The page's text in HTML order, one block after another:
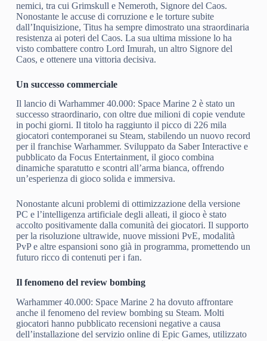
nemici, tra cui Grimskull e Nemeroth, Signore del Caos.
Nonostante le accuse di corruzione e le torture subite
dall’Inquisizione, Titus ha sempre dimostrato una straordinaria
resistenza ai poteri del Caos. La sua ultima missione lo ha
visto combattere contro Lord Imurah, un altro Signore del
Caos, e ottenere una vittoria decisiva.
Un successo commerciale
Il lancio di Warhammer 40.000: Space Marine 2 è stato un
successo straordinario, con oltre due milioni di copie vendute
in pochi giorni. Il titolo ha raggiunto il picco di 226 mila
giocatori contemporanei su Steam, stabilendo un nuovo record
per il franchise Warhammer. Sviluppato da Saber Interactive e
pubblicato da Focus Entertainment, il gioco combina
dinamiche sparatutto e scontri all’arma bianca, offrendo
un’esperienza di gioco solida e immersiva.
Nonostante alcuni problemi di ottimizzazione della versione
PC e l’intelligenza artificiale degli alleati, il gioco è stato
accolto positivamente dalla comunità dei giocatori. Il supporto
per la risoluzione ultrawide, nuove missioni PvE, modalità
PvP e altre espansioni sono già in programma, promettendo un
futuro ricco di contenuti per i fan.
Il fenomeno del review bombing
Warhammer 40.000: Space Marine 2 ha dovuto affrontare
anche il fenomeno del review bombing su Steam. Molti
giocatori hanno pubblicato recensioni negative a causa
dell’installazione del servizio online di Epic Games, utilizzato